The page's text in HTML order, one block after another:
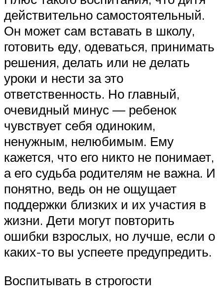
действительно самостоятельный.
Он может сам вставать в школу,
готовить еду, одеваться, принимать
решения, делать или не делать
уроки и нести за это
ответственность. Но главный,
очевидный минус ― ребенок
чувствует себя одиноким,
ненужным, нелюбимым. Ему
кажется, что его никто не понимает,
а его судьба родителям не важна. И
понятно, ведь он не ощущает
поддержки близких и их участия в
жизни. Дети могут повторить
ошибки взрослых, но лучше, если о
каких-то вы успеете предупредить.
Воспитывать в строгости